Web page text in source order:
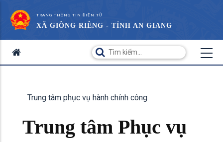
TRANG THÔNG TIN ĐIỆN TỬ
XÃ GIỒNG RIỀNG - TỈNH AN GIANG
Trung tâm phục vụ hành chính công
Trung tâm Phục vụ